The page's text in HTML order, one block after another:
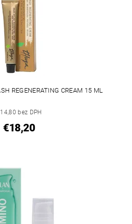
REGENERATING CREAM 15 ML
bez DPH
€18,20